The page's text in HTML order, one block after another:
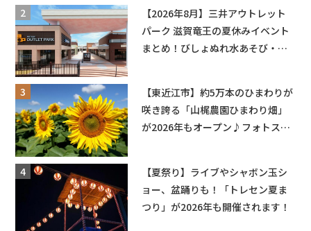
【2026年8月】三井アウトレット
パーク 滋賀竜王の夏休みイベント
まとめ！びしょぬれ水あそび・激
【東近江市】約5万本のひまわりが
咲き誇る「山梶農園ひまわり畑」
が2026年もオープン♪フォトスポ
【夏祭り】ライブやシャボン玉シ
ョー、盆踊りも！「トレセン夏ま
つり」が2026年も開催されます！